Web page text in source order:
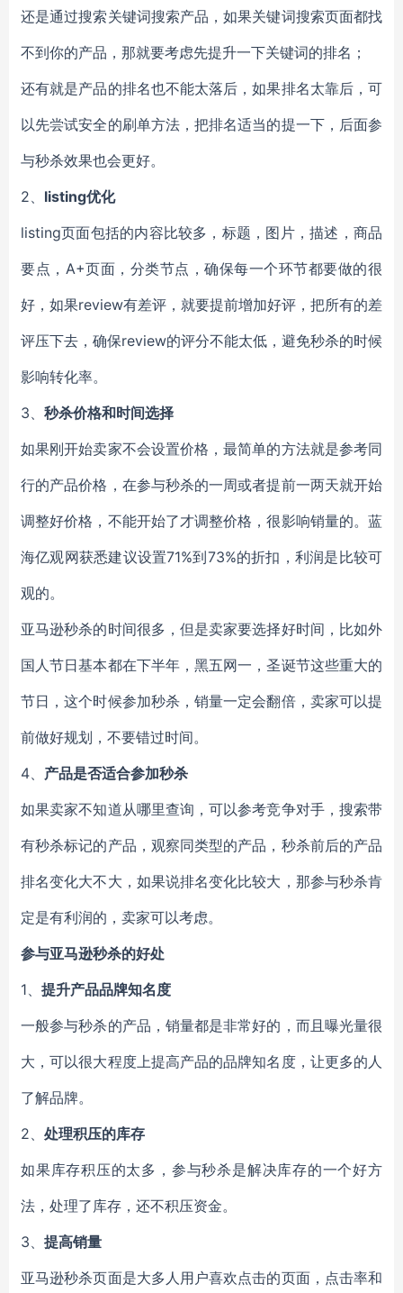
还是通过搜索关键词搜索产品，如果关键词搜索页面都找
不到你的产品，那就要考虑先提升一下关键词的排名；
还有就是产品的排名也不能太落后，如果排名太靠后，可
以先尝试安全的刷单方法，把排名适当的提一下，后面参
与秒杀效果也会更好。
2、 listing优化
listing页面包括的内容比较多，标题，图片，描述，商品
要点，A+页面，分类节点，确保每一个环节都要做的很
好，如果review有差评，就要提前增加好评，把所有的差
评压下去，确保review的评分不能太低，避免秒杀的时候
影响转化率。
3、 秒杀价格和时间选择
如果刚开始卖家不会设置价格，最简单的方法就是参考同
行的产品价格，在参与秒杀的一周或者提前一两天就开始
调整好价格，不能开始了才调整价格，很影响销量的。蓝
海亿观网获悉建议设置71%到73%的折扣，利润是比较可
观的。
亚马逊秒杀的时间很多，但是卖家要选择好时间，比如外
国人节日基本都在下半年，黑五网一，圣诞节这些重大的
节日，这个时候参加秒杀，销量一定会翻倍，卖家可以提
前做好规划，不要错过时间。
4、 产品是否适合参加秒杀
如果卖家不知道从哪里查询，可以参考竞争对手，搜索带
有秒杀标记的产品，观察同类型的产品，秒杀前后的产品
排名变化大不大，如果说排名变化比较大，那参与秒杀肯
定是有利润的，卖家可以考虑。
参与亚马逊秒杀的好处
1、 提升产品品牌知名度
一般参与秒杀的产品，销量都是非常好的，而且曝光量很
大，可以很大程度上提高产品的品牌知名度，让更多的人
了解品牌。
2、 处理积压的库存
如果库存积压的太多，参与秒杀是解决库存的一个好方
法，处理了库存，还不积压资金。
3、 提高销量
亚马逊秒杀页面是大多人用户喜欢点击的页面，点击率和